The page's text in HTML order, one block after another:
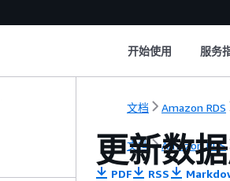
开始使用 服务
文档 Amazon RDS
文档 Amazon RDS
更新数
PDF RSS